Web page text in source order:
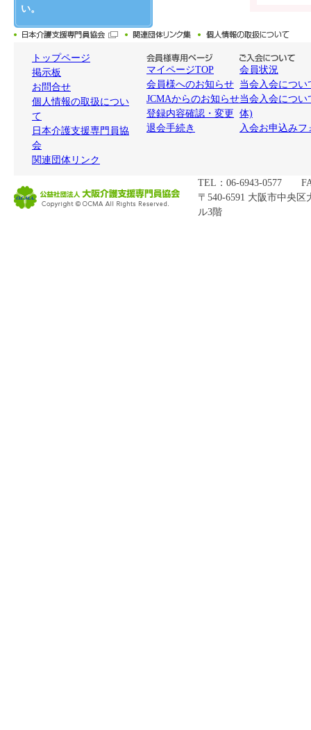
い。
トップページ
掲示板
お問合せ
個人情報の取扱につい
て
日本介護支援専門員協
会
関連団体リンク
マイページTOP
会員様へのお知らせ
JCMAからのお知らせ
登録内容確認・変更
退会手続き
会員状況
当会入会につい
当会入会につい
体)
入会お申込みフ
TEL：06-6943-0577
〒540-6591 大阪市中央
ル3階